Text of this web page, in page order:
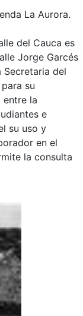
La Aurora.
del Cauca es
Jorge Garcés
del
su
entre la
e
su uso y
en el
la consulta